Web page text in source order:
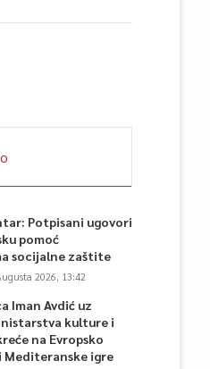
Potpisani ugovori
pomoć
socijalne zaštite
2026, 13:42
Iman Avdić uz
kulture i
na Evropsko
Mediteranske igre